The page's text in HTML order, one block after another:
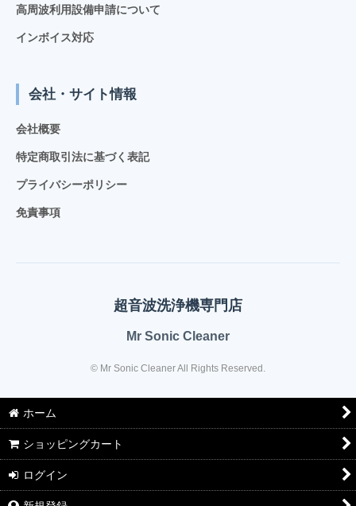
高周波利用設備申請について
インボイス対応
会社・サイト情報
会社概要
特定商取引法に基づく表記
プライバシーポリシー
免責事項
超音波洗浄機専門店
Mr Sonic Cleaner
© Mr Sonic Cleaner All Rights Reserved.
ホーム
ショッピングカート
ログイン